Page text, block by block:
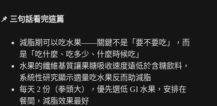
📌 三句話看完這篇
減脂期可以吃水果——關鍵不是「要不要吃」，而
是「吃什麼、吃多少、什麼時候吃」
水果的纖維基質讓果糖吸收速度遠低於含糖飲料，
系統性研究顯示適量吃水果反而助減脂
每天 2 份（拳頭大），優先選低 GI 水果，安排在
餐間，減脂效果最好